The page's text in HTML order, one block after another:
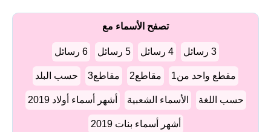
تصفح الأسماء مع
3 رسائل 4 رسائل 5 رسائل 6 رسائل
مقطع واحد من1 مقاطع2 مقاطع3 حسب البلد
حسب اللغة الأسماء الشعبية أشهر أسماء أولاد 2019
أشهر أسماء بنات 2019